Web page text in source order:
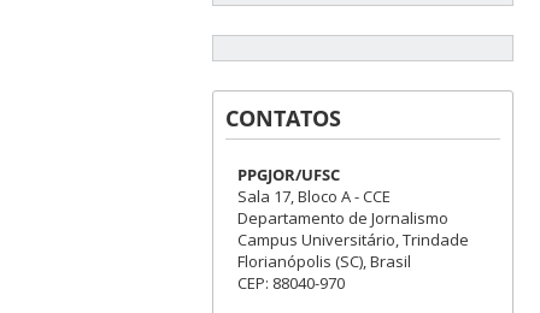
CONTATOS
PPGJOR/UFSC
Sala 17, Bloco A - CCE
Departamento de Jornalismo
Campus Universitário, Trindade
Florianópolis (SC), Brasil
CEP: 88040-970